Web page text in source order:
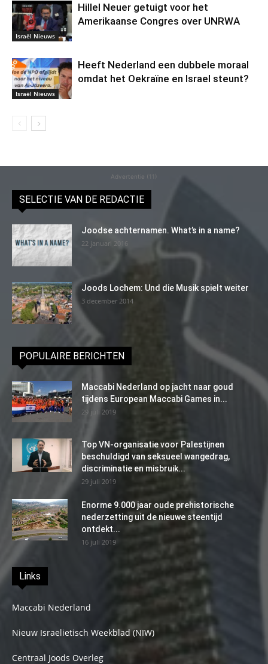
Israël Nieuws
Hillel Neuer getuigt voor het
Amerikaanse Congres over UNRWA
Israël Nieuws
Heeft Nederland een dubbele moraal
omdat het Oekraïne en Israel steunt?
Advertentie (11)
SELECTIE VAN DE REDACTIE
Joodse achternamen. What’s in a name?
22 januari 2016
Joods Lochem: Und die Musik spielt weiter
3 december 2014
POPULAIRE BERICHTEN
Maccabi Nederland op jacht naar goud
tijdens European Maccabi Games in...
29 juli 2019
Top VN-organisatie voor Palestijnen
beschuldigd van seksueel wangedrag,
discriminatie en misbruik...
29 juli 2019
Enorme 9.000 jaar oude prehistorische
nederzetting uit de nieuwe steentijd
ontdekt...
16 juli 2019
Links
Maccabi Nederland
Nieuw Israelietisch Weekblad (NIW)
Centraal Joods Overleg